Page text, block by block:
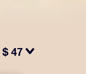
$ 47